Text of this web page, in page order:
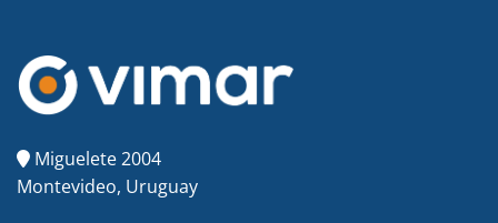
Miguelete 2004
Montevideo, Uruguay